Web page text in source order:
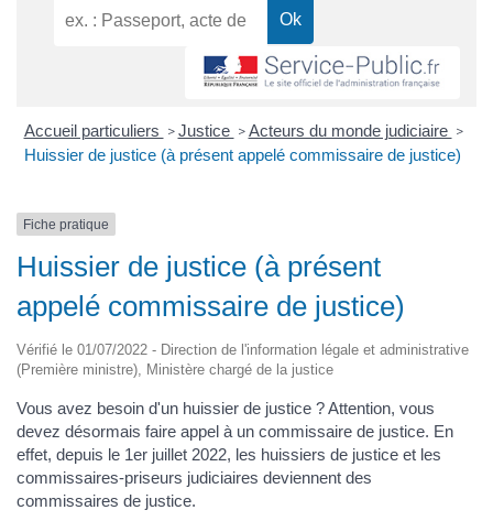
Accueil particuliers > Justice > Acteurs du monde judiciaire >
Huissier de justice (à présent appelé commissaire de justice)
Fiche pratique
Huissier de justice (à présent
appelé commissaire de justice)
Vérifié le 01/07/2022 - Direction de l'information légale et administrative
(Première ministre), Ministère chargé de la justice
Vous avez besoin d'un huissier de justice ? Attention, vous
devez désormais faire appel à un commissaire de justice. En
effet, depuis le 1er juillet 2022, les huissiers de justice et les
commissaires-priseurs judiciaires deviennent des
commissaires de justice.